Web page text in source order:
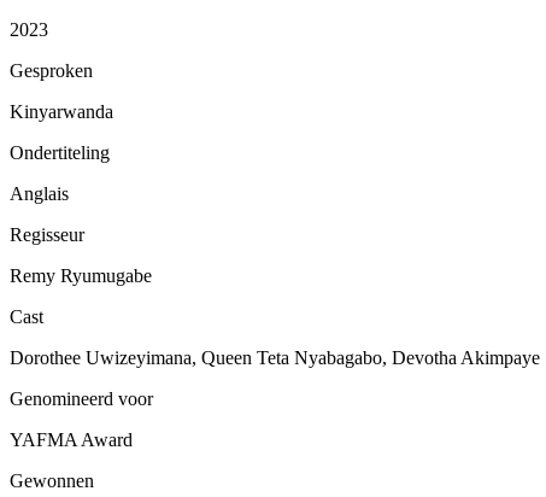
2023
Gesproken
Kinyarwanda
Ondertiteling
Anglais
Regisseur
Remy Ryumugabe
Cast
Dorothee Uwizeyimana, Queen Teta Nyabagabo, Devotha Akimpaye
Genomineerd voor
YAFMA Award
Gewonnen